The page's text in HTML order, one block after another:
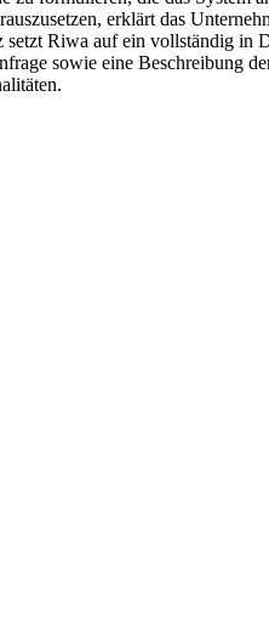
erklärt das
Riwa auf ein vollständig in
sowie eine Beschreibung